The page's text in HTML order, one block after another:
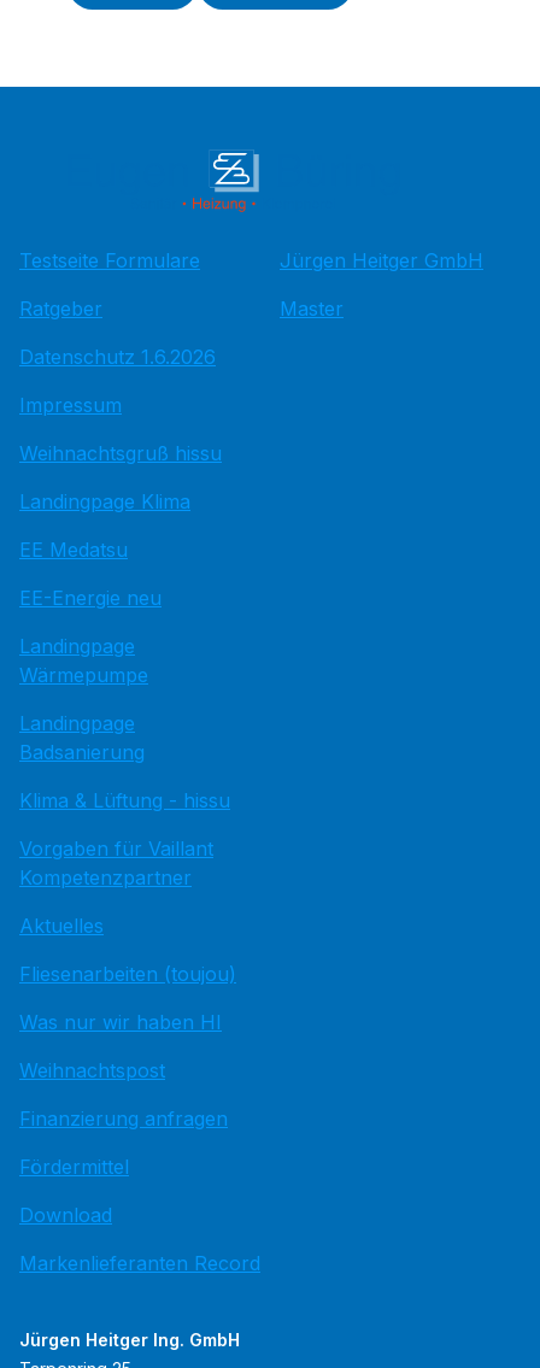
Testseite Formulare
Ratgeber
Datenschutz 1.6.2026
Impressum
Weihnachtsgruß hissu
Landingpage Klima
EE Medatsu
EE-Energie neu
Landingpage
Wärmepumpe
Landingpage
Badsanierung
Klima & Lüftung - hissu
Vorgaben für Vaillant
Kompetenzpartner
Aktuelles
Fliesenarbeiten (toujou)
Was nur wir haben HI
Weihnachtspost
Finanzierung anfragen
Fördermittel
Download
Markenlieferanten Record
Jürgen Heitger GmbH
Master
Jürgen Heitger Ing. GmbH